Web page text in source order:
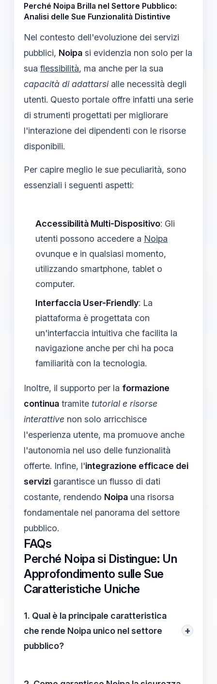
Perché Noipa Brilla nel Settore Pubblico:
Analisi delle Sue Funzionalità Distintive
Nel contesto dell'evoluzione dei servizi
pubblici, Noipa si evidenzia non solo per la
sua flessibilità, ma anche per la sua
capacità di adattarsialle necessità degli
utenti. Questo portale offre infatti una serie
di strumenti progettati per migliorare
l'interazione dei dipendenti con le risorse
disponibili.
Per capire meglio le sue peculiarità, sono
essenziali i seguenti aspetti:
Accessibilità Multi-Dispositivo: Gli
utenti possono accedere a Noipa
ovunque e in qualsiasi momento,
utilizzando smartphone, tablet o
computer.
Interfaccia User-Friendly: La
piattaforma è progettata con
un'interfaccia intuitiva che facilita la
navigazione anche per chi ha poca
familiarità con la tecnologia.
Inoltre, il supporto per la formazione
continua tramite tutorial e risorse
interattive non solo arricchisce
l'esperienza utente, ma promuove anche
l'autonomia nel uso delle funzionalità
offerte. Infine, l'integrazione efficace dei
servizi garantisce un flusso di dati
costante, rendendo Noipa una risorsa
fondamentale nel panorama del settore
pubblico.
FAQs
Perché Noipa si Distingue: Un
Approfondimento sulle Sue
Caratteristiche Uniche
1. Qual è la principale caratteristica
che rende Noipa unico nel settore
pubblico?
+
suaflessibilità, che consente agli utenti di